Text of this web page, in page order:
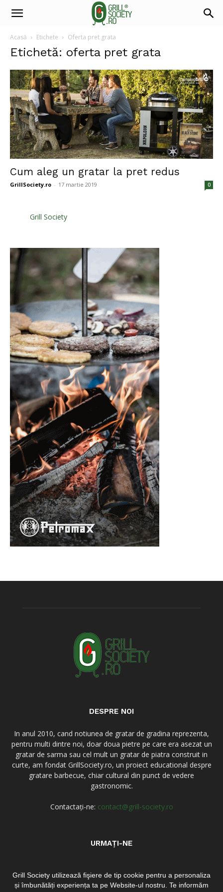
Grill Society utilizează fişiere de tip cookie pentru a personaliza
și îmbunătăți experiența ta pe Website-ul nostru. Te informăm
Acasă Etichete Oferta pret grata
Etichetă: oferta pret grata
Cum aleg un gratar la pret redus
GrillSociety.ro - 17 martie 2019 0
Grill Society
DESPRE NOI
In anul 2010, cand notiunea de gratar de gradina reprezenta,
pentru multi dintre noi, doar doua pietre pe care era asezat un
gratar de sarma sau cel mult un gratar de piatra construit in
curte, am fondat GrillSociety.ro, un proiect educational despre
gratare barbecue, chiar cultural din punct de vedere
gastronomic.
Contactați-ne: contact@grill-society.ro
URMAȚI-NE